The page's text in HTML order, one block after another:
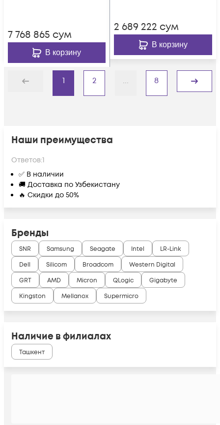
7 768 865 сум
В корзину
2 689 222 сум
В корзину
Назад
1 2 ... 8
Дальше
Наши преимущества
Ответов:1
✅ В наличии
🚚 Доставка по Узбекистану
🔥 Скидки до 50%
Бренды
SNR Samsung Seagate Intel
LR-Link
Dell
Silicom Broadcom
Western Digital
GRT
AMD Micron QLogic
Gigabyte
Kingston
Mellanox Supermicro
Наличие в филиалах
Ташкент